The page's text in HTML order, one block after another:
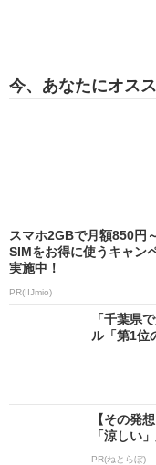
今、あなたにオス
スマホ2GBで月額850円
SIMをお得に使うキャン
実施中！
PR(IIJmio)
「千葉県
ル「第1位
【その発
「涼しい
PR(ねとらぼ)